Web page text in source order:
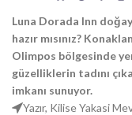
Luna Dorada Inn
hazır mısınız?
Olimpos bölgesinde
güzelliklerin tadını
imkanı sunuyor.
Yazır, Kilise Yakasi